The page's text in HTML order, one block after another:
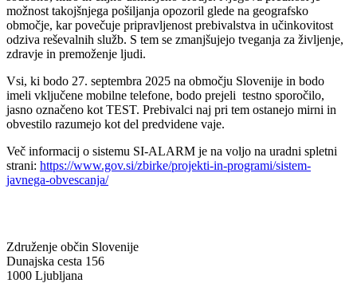
možnost takojšnjega pošiljanja opozoril glede na geografsko
območje, kar povečuje pripravljenost prebivalstva in učinkovitost
odziva reševalnih služb. S tem se zmanjšujejo tveganja za življenje,
zdravje in premoženje ljudi.
Vsi, ki bodo 27. septembra 2025 na območju Slovenije in bodo
imeli vključene mobilne telefone, bodo prejeli testno sporočilo,
jasno označeno kot TEST. Prebivalci naj pri tem ostanejo mirni in
obvestilo razumejo kot del predvidene vaje.
Več informacij o sistemu SI-ALARM je na voljo na uradni spletni
strani: https://www.gov.si/zbirke/projekti-in-programi/sistem-
javnega-obvescanja/
Združenje občin Slovenije
Dunajska cesta 156
1000 Ljubljana